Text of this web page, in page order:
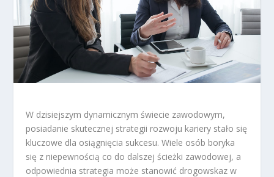
W dzisiejszym dynamicznym świecie zawodowym,
posiadanie skutecznej strategii rozwoju kariery stało się
kluczowe dla osiągnięcia sukcesu. Wiele osób boryka
się z niepewnością co do dalszej ścieżki zawodowej, a
odpowiednia strategia może stanowić drogowskaz w